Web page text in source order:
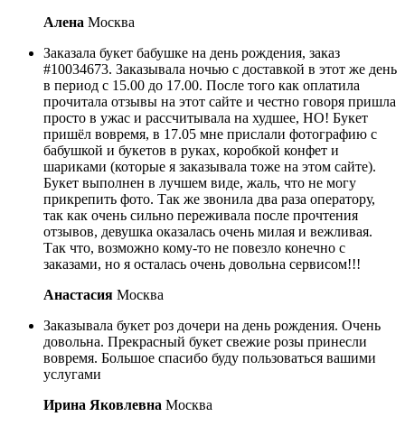
Алена Москва
Заказала букет бабушке на день рождения, заказ
#10034673. Заказывала ночью с доставкой в этот же день
в период с 15.00 до 17.00. После того как оплатила
прочитала отзывы на этот сайте и честно говоря пришла
просто в ужас и рассчитывала на худшее, НО! Букет
пришёл вовремя, в 17.05 мне прислали фотографию с
бабушкой и букетов в руках, коробкой конфет и
шариками (которые я заказывала тоже на этом сайте).
Букет выполнен в лучшем виде, жаль, что не могу
прикрепить фото. Так же звонила два раза оператору,
так как очень сильно переживала после прочтения
отзывов, девушка оказалась очень милая и вежливая.
Так что, возможно кому-то не повезло конечно с
заказами, но я осталась очень довольна сервисом!!!
Анастасия Москва
Заказывала букет роз дочери на день рождения. Очень
довольна. Прекрасный букет свежие розы принесли
вовремя. Большое спасибо буду пользоваться вашими
услугами
Ирина Яковлевна Москва